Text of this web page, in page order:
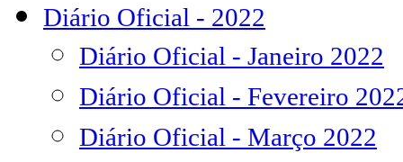
Diário Oficial - 2022
Diário Oficial - Janeiro 2022
Diário Oficial - Fevereiro
Diário Oficial - Março 2022